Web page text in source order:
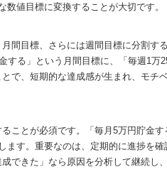
値目標に変換することが大切です。
間目標、さらには週間目標に分割す
る」という月間目標に、「毎週1万
で、短期的な達成感が生まれ、モチ
ことが必須です。「毎月5万円貯金
す。重要なのは、定期的に進捗を確
できた」なら原因を分析して継続し